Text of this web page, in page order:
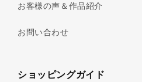
お客様の声＆作品紹介
お問い合わせ
ショッピングガイド